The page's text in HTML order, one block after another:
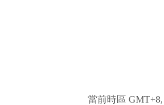
當前時區 GMT+8,